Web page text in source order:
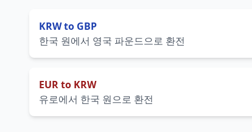
KRW to GBP
한국 원에서 영국 파운드으로 환전
EUR to KRW
유로에서 한국 원으로 환전